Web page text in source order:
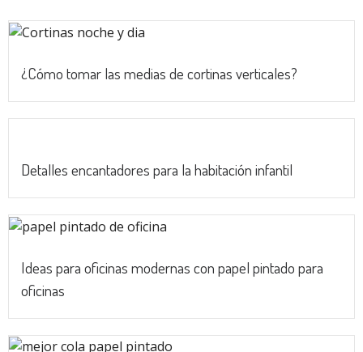
¿Cómo tomar las medias de cortinas verticales?
Detalles encantadores para la habitación infantil
Ideas para oficinas modernas con papel pintado para
oficinas